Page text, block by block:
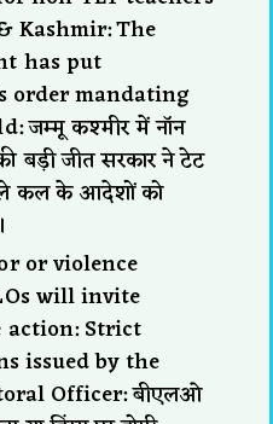
Kashmir: The
has put
order mandating
जम्मू कश्मीर में नॉन
बड़ी जीत सरकार ने टेट
कल के आदेशों को
or violence
will invite
action: Strict
issued by the
Officer: बीएलओ